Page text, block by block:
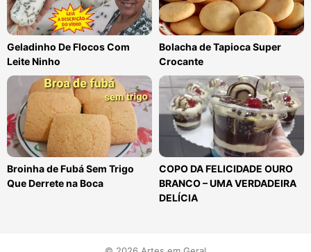
Geladinho De Flocos Com
Leite Ninho
Bolacha de Tapioca Super
Crocante
Broinha de Fubá Sem Trigo
Que Derrete na Boca
COPO DA FELICIDADE OURO
BRANCO – UMA VERDADEIRA
DELÍCIA